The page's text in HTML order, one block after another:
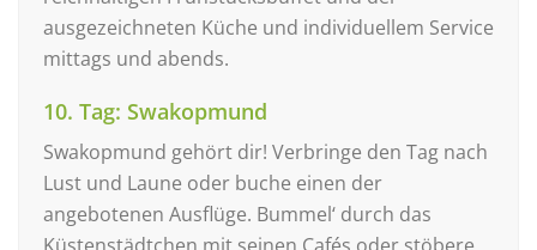
ausgezeichneten Küche und individuellem Service
mittags und abends.
10. Tag: Swakopmund
Swakopmund gehört dir! Verbringe den Tag nach
Lust und Laune oder buche einen der
angebotenen Ausflüge. Bummel‘ durch das